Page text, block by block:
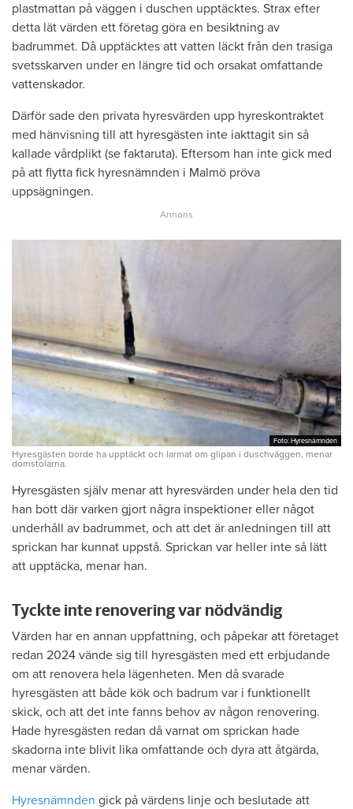
plastmattan på väggen i duschen upptäcktes. Strax efter
detta lät värden ett företag göra en besiktning av
badrummet. Då upptäcktes att vatten läckt från den trasiga
svetsskarven under en längre tid och orsakat omfattande
vattenskador.
Därför sade den privata hyresvärden upp hyreskontraktet
med hänvisning till att hyresgästen inte iakttagit sin så
kallade vårdplikt (se faktaruta). Eftersom han inte gick med
på att flytta fick hyresnämnden i Malmö pröva
uppsägningen.
Foto: Hyresnämnden
Foto: Hyresnämnden
Hyresgästen borde ha upptäckt och larmat om glipan i duschväggen, menar
domstolarna.
Hyresgästen själv menar att hyresvärden under hela den tid
han bott där varken gjort några inspektioner eller något
underhåll av badrummet, och att det är anledningen till att
sprickan har kunnat uppstå. Sprickan var heller inte så lätt
att upptäcka, menar han.
Tyckte inte renovering var nödvändig
Värden har en annan uppfattning, och påpekar att företaget
redan 2024 vände sig till hyresgästen med ett erbjudande
om att renovera hela lägenheten. Men då svarade
hyresgästen att både kök och badrum var i funktionellt
skick, och att det inte fanns behov av någon renovering.
Hade hyresgästen redan då varnat om sprickan hade
skadorna inte blivit lika omfattande och dyra att åtgärda,
menar värden.
Hyresnämnden gick på värdens linje och beslutade att